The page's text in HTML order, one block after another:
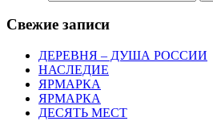
Свежие записи
ДЕРЕВНЯ – ДУША РОССИИ
НАСЛЕДИЕ
ЯРМАРКА
ЯРМАРКА
ДЕСЯТЬ МЕСТ